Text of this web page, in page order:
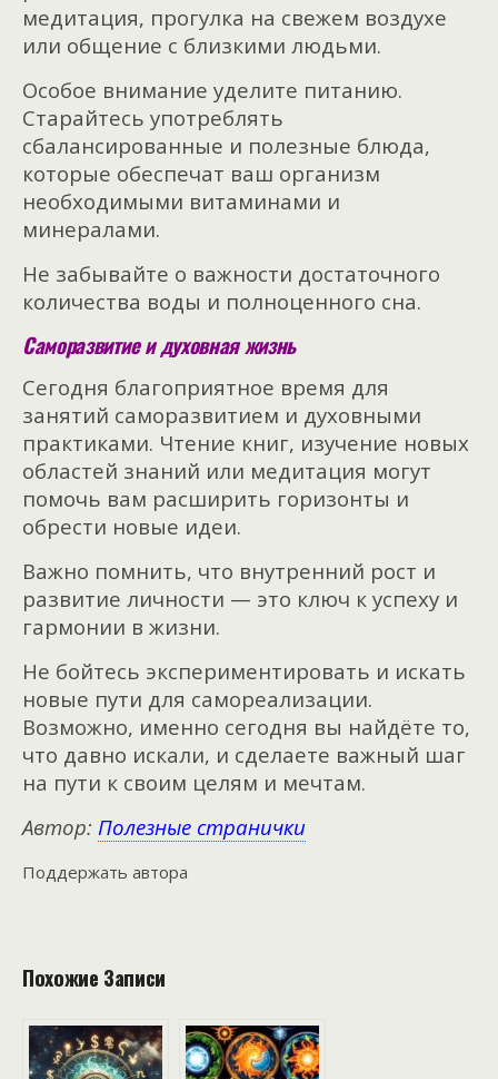
медитация, прогулка на свежем воздухе
или общение с близкими людьми.
Особое внимание уделите питанию.
Старайтесь употреблять
сбалансированные и полезные блюда,
которые обеспечат ваш организм
необходимыми витаминами и
минералами.
Не забывайте о важности достаточного
количества воды и полноценного сна.
Саморазвитие и духовная жизнь
Сегодня благоприятное время для
занятий саморазвитием и духовными
практиками. Чтение книг, изучение новых
областей знаний или медитация могут
помочь вам расширить горизонты и
обрести новые идеи.
Важно помнить, что внутренний рост и
развитие личности — это ключ к успеху и
гармонии в жизни.
Не бойтесь экспериментировать и искать
новые пути для самореализации.
Возможно, именно сегодня вы найдёте то,
что давно искали, и сделаете важный шаг
на пути к своим целям и мечтам.
Автор: Полезные странички
Поддержать автора
Похожие Записи